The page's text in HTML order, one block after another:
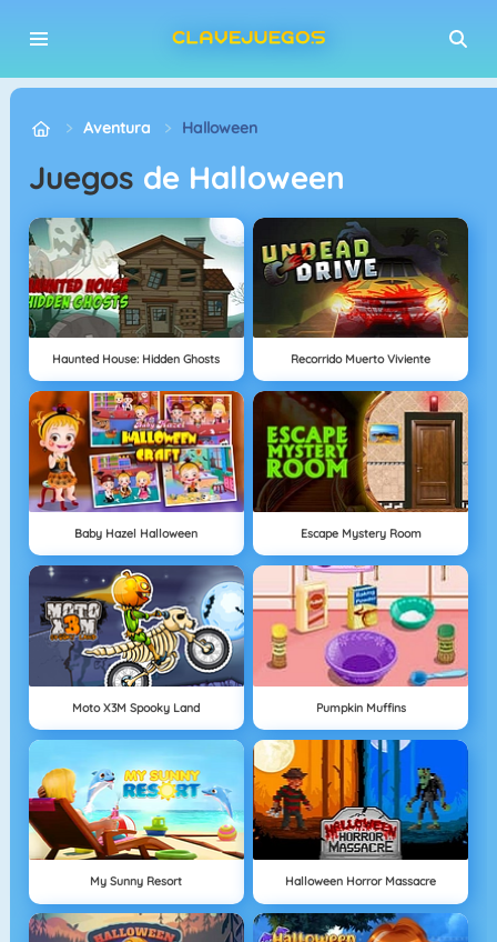
Aventura Halloween
Juegos de Halloween
Haunted House: Hidden Ghosts Recorrido Muerto Viviente
Baby Hazel Halloween Escape Mystery Room
Moto X3M Spooky Land Pumpkin Muffins
My Sunny Resort Halloween Horror Massacre